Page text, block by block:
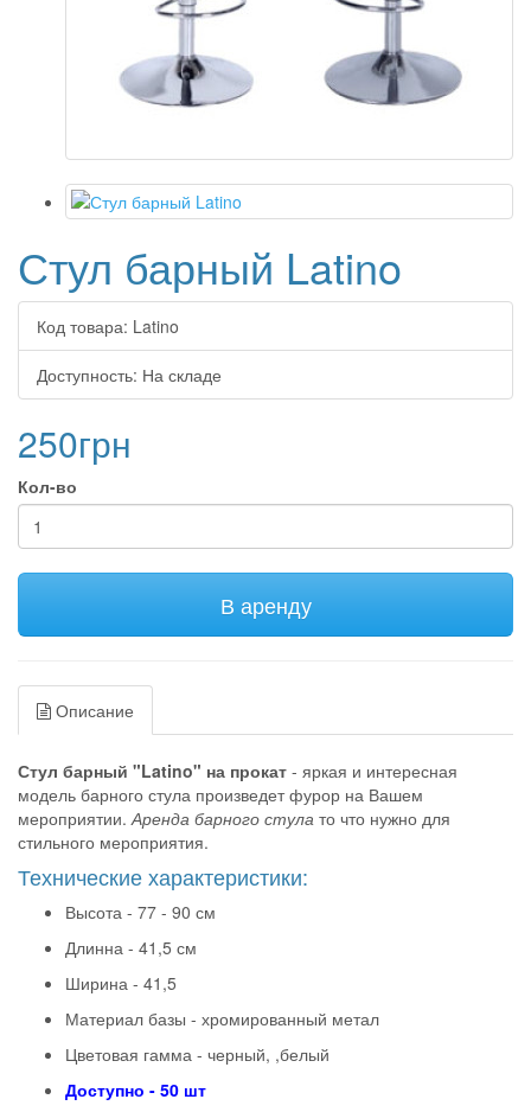
Стул барный Latino
Код товара: Latino
Доступность: На складе
250грн
Кол-во
В аренду
Описание
Стул барный "Latino" на прокат - яркая и интересная
модель барного стула произведет фурор на Вашем
мероприятии.Аренда барного стула то что нужно для
стильного мероприятия.
Технические характеристики:
Высота - 77 - 90 см
Длинна - 41,5 см
Ширина - 41,5
Материал базы - хромированный метал
Цветовая гамма - черный, ,белый
Доступно - 50 шт